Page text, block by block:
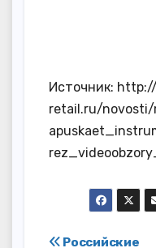
Источник:
retail.ru/
Российские